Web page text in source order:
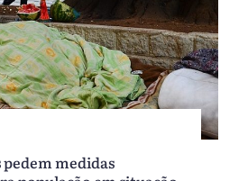
medidas